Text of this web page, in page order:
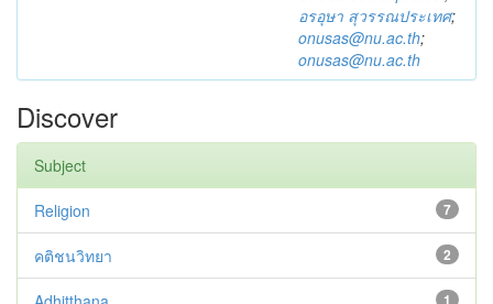
อรอุษา สุวรรณประเทศ;
onusas@nu.ac.th;
onusas@nu.ac.th
Discover
Subject
7
Religion
2
คติชนวิทยา
1